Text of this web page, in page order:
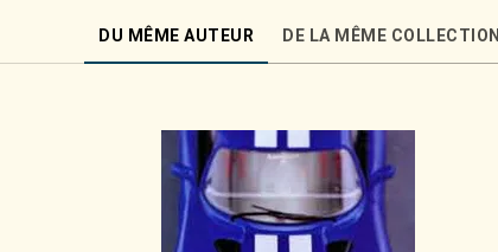
DU MÊME AUTEUR DE LA MÊME COLLECTION